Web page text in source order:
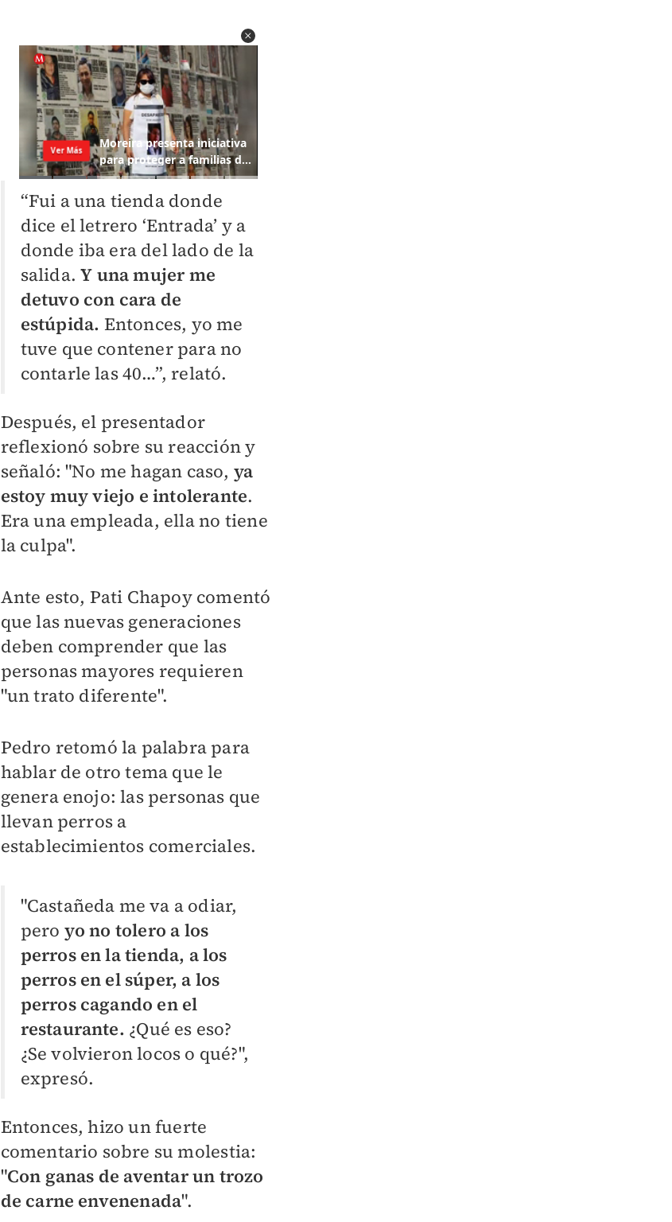
“Fui a una tienda donde
dice el letrero ‘Entrada’ y a
donde iba era del lado de la
salida.Y una mujer me
detuvo con cara de
estúpida. Entonces, yo me
tuve que contener para no
contarle las 40…”, relató.
Después, el presentador
reflexionó sobre su reacción y
señaló: "No me hagan caso, ya
estoy muy viejo e intolerante.
Era una empleada, ella no tiene
la culpa".
Ante esto, Pati Chapoy comentó
que las nuevas generaciones
deben comprender que las
personas mayores requieren
"un trato diferente".
Pedro retomó la palabra para
hablar de otro tema que le
genera enojo: las personas que
llevan perros a
establecimientos comerciales.
"Castañeda me va a odiar,
pero yo no tolero a los
perros en la tienda, a los
perros en el súper, a los
perros cagando en el
restaurante. ¿Qué es eso?
¿Se volvieron locos o qué?",
expresó.
Entonces, hizo un fuerte
comentario sobre su molestia:
"Con ganas de aventar un trozo
de carne envenenada".